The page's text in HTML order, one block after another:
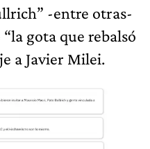
-entre otras-
gota que rebalsó
a Javier Milei.